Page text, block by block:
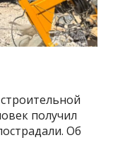
получил
Об